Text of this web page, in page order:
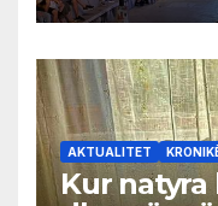
AKTUALITET
Kur